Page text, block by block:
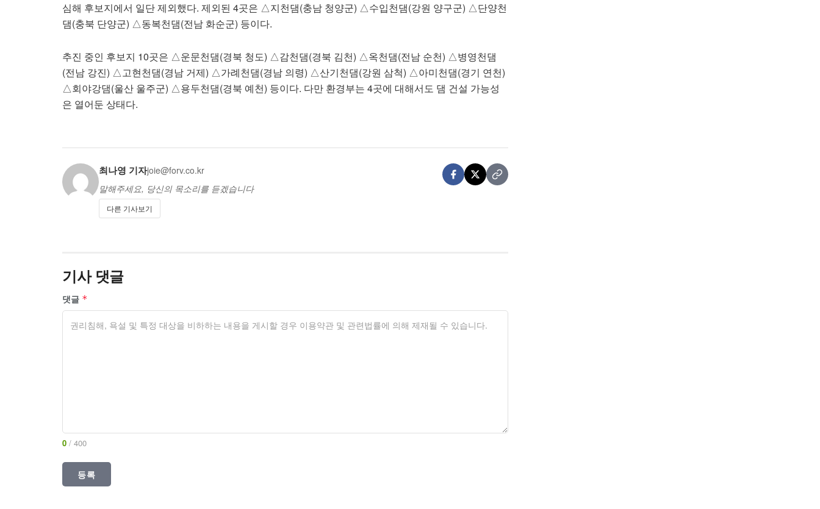
심해 후보지에서 일단 제외했다. 제외된 4곳은 △지천댐(충남 청양군) △수입천댐(강원 양구군) △단양천
댐(충북 단양군) △동복천댐(전남 화순군) 등이다.
추진 중인 후보지 10곳은 △운문천댐(경북 청도) △감천댐(경북 김천) △옥천댐(전남 순천) △병영천댐
(전남 강진) △고현천댐(경남 거제) △가례천댐(경남 의령) △산기천댐(강원 삼척) △아미천댐(경기 연천)
△회야강댐(울산 울주군) △용두천댐(경북 예천) 등이다. 다만 환경부는 4곳에 대해서도 댐 건설 가능성
은 열어둔 상태다.
최나영 기자joie@forv.co.kr
말해주세요, 당신의 목소리를 듣겠습니다
다른 기사보기
기사 댓글
댓글 *
0 / 400